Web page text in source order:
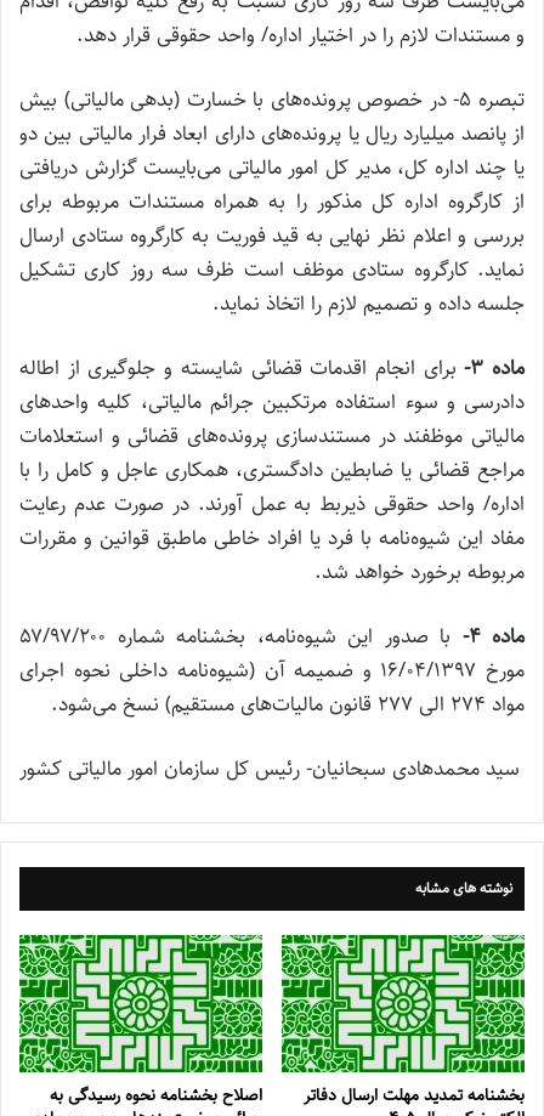
و مستندات لازم را در اختیار اداره/ واحد حقوقی قرار دهد.
تبصره ۵- در خصوص پرونده‌های با خسارت (بدهی مالیاتی) بیش
از پانصد میلیارد ریال یا پرونده‌های دارای ابعاد فرار مالیاتی بین دو
یا چند اداره کل، مدیر کل امور مالیاتی می‌بایست گزارش دریافتی
از کارگروه اداره کل مذکور را به همراه مستندات مربوطه برای
بررسی و اعلام نظر نهایی به قید فوریت به کارگروه ستادی ارسال
نماید. کارگروه ستادی موظف است ظرف سه روز کاری تشکیل
جلسه داده و تصمیم لازم را اتخاذ نماید.
ماده ۳-
برای انجام اقدمات قضائی شایسته و جلوگیری از اطاله
دادرسی و سوء استفاده مرتکبین جرائم مالیاتی، کلیه واحدهای
مالیاتی موظفند در مستندسازی پرونده‌های قضائی و استعلامات
مراجع قضائی یا ضابطین دادگستری، همکاری عاجل و کامل را با
اداره/ واحد حقوقی ذیربط به عمل آورند. در صورت عدم رعایت
مفاد این شیوه‌نامه با فرد یا افراد خاطی ماطبق قوانین و مقررات
مربوطه برخورد خواهد شد.
ماده ۴-
با صدور این شیوه‌نامه، بخشنامه شماره ۵۷/۹۷/۲۰۰
مورخ ۱۶/۰۴/۱۳۹۷ و ضمیمه آن (شیوه‌نامه داخلی نحوه اجرای
مواد ۲۷۴ الی ۲۷۷ قانون مالیات‌های مستقیم) نسخ می‌شود.
سید محمدهادی سبحانیان- رئیس کل سازمان امور مالیاتی کشور
نوشته های مشابه
بخشنامه تمدید مهلت ارسال دفاتر
اصلاح بخشنامه نحوه رسیدگی به